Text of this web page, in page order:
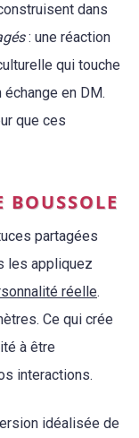
dans
: une réaction
qui touche
en DM.
que ces
BOUSSOLE
partagées
les appliquez
réelle.
Ce qui crée
à être
interactions.
idéalisée de